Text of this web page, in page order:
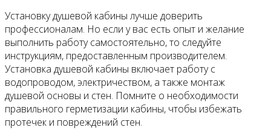
Установку душевой кабины лучше доверить
профессионалам. Но если у вас есть опыт и желание
выполнить работу самостоятельно, то следуйте
инструкциям, предоставленным производителем.
Установка душевой кабины включает работу с
водопроводом, электричеством, а также монтаж
душевой основы и стен. Помните о необходимости
правильного герметизации кабины, чтобы избежать
протечек и повреждений стен.